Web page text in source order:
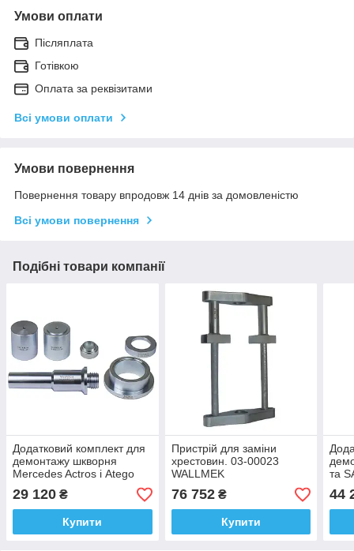
Умови оплати
Післяплата
Готівкою
Оплата за реквізитами
Всі умови оплати
Умови повернення
Повернення товару впродовж 14 днів за домовленістю
Всі умови повернення
Подібні товари компанії
Додатковий комплект для
демонтажу шкворня
Mercedes Actros і Atego
Wallmek 03-00031-220
29 120 ₴
Купити
Пристрій для заміни
хрестовин. 03-00023
WALLMEK
76 752₴
Купити
та
200
44